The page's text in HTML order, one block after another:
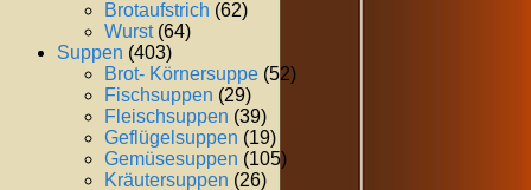
Brotaufstrich (62)
Wurst(64)
Suppen (403)
Brot- Körnersuppe (52)
Fischsuppen (29)
Fleischsuppen (39)
Geflügelsuppen (19)
Gemüsesuppen (105)
Kräutersuppen (26)